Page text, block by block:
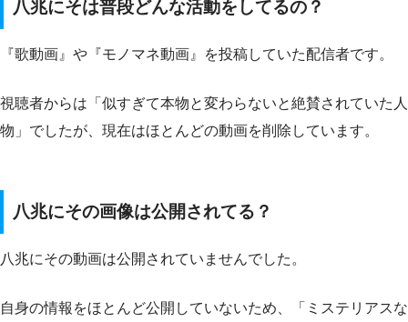
八兆にそは普段どんな活動をしてるの？
『歌動画』や『モノマネ動画』を投稿していた配信者です。
視聴者からは「似すぎて本物と変わらないと絶賛されていた人
物」でしたが、現在はほとんどの動画を削除しています。
八兆にその画像は公開されてる？
八兆にその動画は公開されていませんでした。
自身の情報をほとんど公開していないため、「ミステリアスな